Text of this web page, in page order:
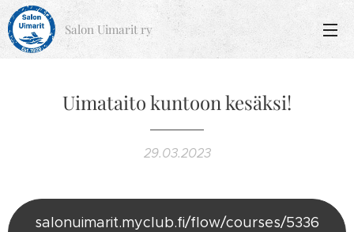
Salon Uimarit ry
Uimataito kuntoon kesäksi!
29.03.2023
salonuimarit.myclub.fi/flow/courses/5336